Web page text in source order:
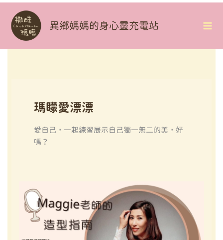
Skip
To
Content
異鄉媽媽的身心靈充電站
瑪矇愛漂漂
愛自己，一起練習展示自己獨一無二的美，好
嗎？